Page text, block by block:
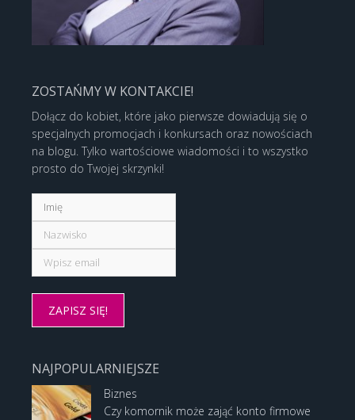
ZOSTAŃMY W KONTAKCIE!
Dołącz do kobiet, które jako pierwsze dowiadują się o
specjalnych promocjach i konkursach oraz nowościach
na blogu. Tylko wartościowe wiadomości i to wszystko
prosto do Twojej skrzynki!
NAJPOPULARNIEJSZE
Biznes
Czy komornik może zająć konto firmowe